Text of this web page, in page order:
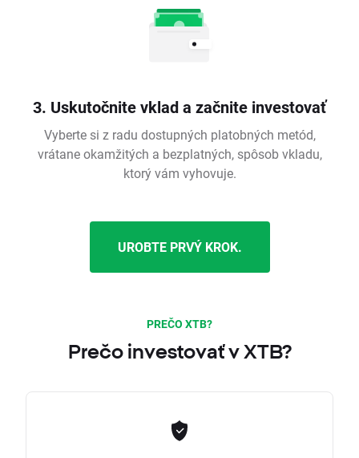
3. Uskutočnite vklad a začnite investovať
Vyberte si z radu dostupných platobných metód,
vrátane okamžitých a bezplatných, spôsob vkladu,
ktorý vám vyhovuje.
UROBTE PRVÝ KROK.
PREČO XTB?
Prečo investovať v XTB?